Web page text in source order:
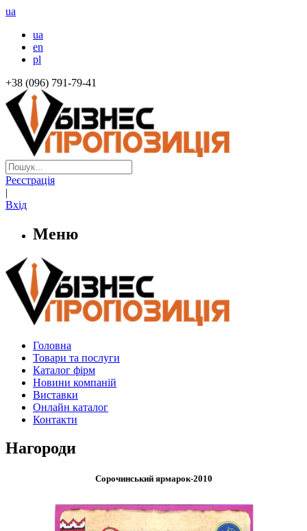
ua
ua
en
pl
+38 (096) 791-79-41
Реєстрація
|
Вхід
Меню
Головна
Товари та послуги
Каталог фірм
Новини компаній
Виставки
Онлайн каталог
Контакти
Нагороди
Сорочинський ярмарок-2010